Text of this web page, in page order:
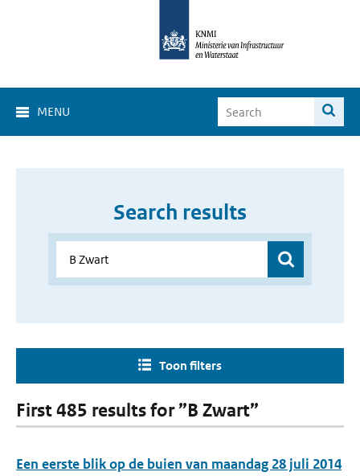
MENU
Search results
Toon filters
First 485 results for ”B Zwart”
Een eerste blik op de buien van maandag 28 juli 2014